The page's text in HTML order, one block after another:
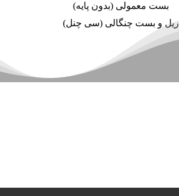
بست معمولی (بدون پایه)
ریل و بست چنگالی (سی چنل)